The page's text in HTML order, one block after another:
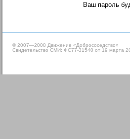
Ваш пароль
© 2007—2008 Движение «Добрососедство»
Свидетельство СМИ: ФС77-31540 от 19 марта